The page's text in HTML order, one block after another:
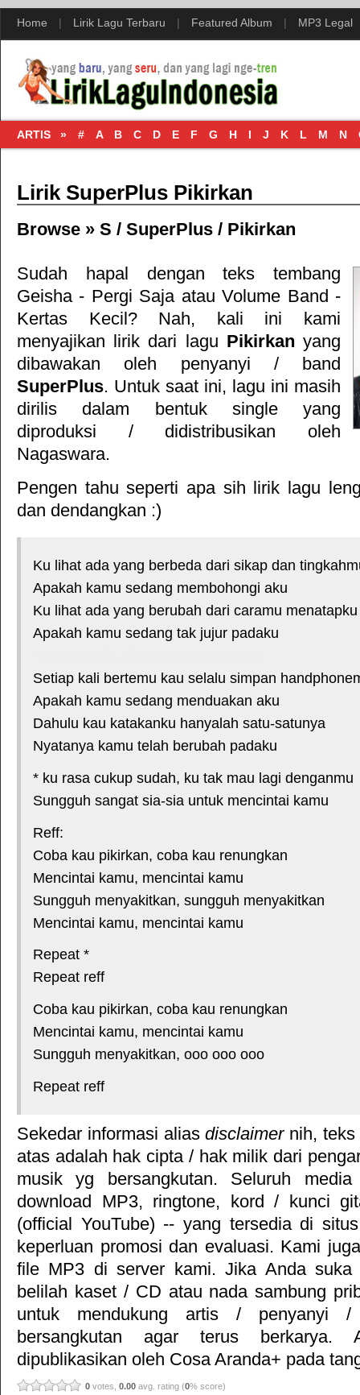
Home | Lirik Lagu Terbaru | Featured Album | MP3 Legal
ARTIS » # A B C D E F G H I J K L M N
Lirik SuperPlus Pikirkan
Browse » S / SuperPlus / Pikirkan
Sudah hapal dengan teks tembang
Geisha - Pergi Saja atauVolume Band -
Kertas Kecil? Nah, kali ini kami
menyajikan lirik dari lagu Pikirkan yang
dibawakan oleh penyanyi / band
SuperPlus. Untuk saat ini, lagu ini masih
dirilis dalam bentuk single yang
diproduksi / didistribusikan oleh
Nagaswara.
Pengen tahu seperti apa sih lirik lagu
dan dendangkan :)
Ku lihat ada yang berbeda dari sikap dan
Apakah kamu sedang membohongi aku
Ku lihat ada yang berubah dari caramu menatapku
Apakah kamu sedang tak jujur padaku
Setiap kali bertemu kau selalu simpan
Apakah kamu sedang menduakan aku
Dahulu kau katakanku hanyalah satu-satunya
Nyatanya kamu telah berubah padaku
* ku rasa cukup sudah, ku tak mau lagi denganmu
Sungguh sangat sia-sia untuk mencintai kamu
Reff:
Coba kau pikirkan, coba kau renungkan
Mencintai kamu, mencintai kamu
Sungguh menyakitkan, sungguh menyakitkan
Mencintai kamu, mencintai kamu
Repeat *
Repeat reff
Coba kau pikirkan, coba kau renungkan
Mencintai kamu, mencintai kamu
Sungguh menyakitkan, ooo ooo ooo
Repeat reff
Sekedar informasi aliasdisclaimernih, teks
atas adalah hak cipta / hak milik dari
musik yg bersangkutan. Seluruh
download MP3, ringtone, kord / kunci
(official YouTube) -- yang tersedia di
keperluan promosi dan evaluasi. Kami
file MP3 di server kami. Jika Anda
belilah kaset / CD atau nada sambung
untuk mendukung artis / penyanyi
bersangkutan agar terus berkarya.
dipublikasikan oleh Cosa Aranda+ pada
0 votes, 0.00 avg. rating (0% score)